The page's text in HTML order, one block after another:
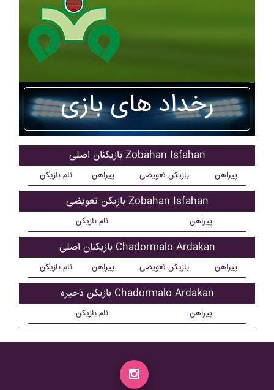
رخداد های بازی
بازیکنان اصلی Zobahan Isfahan
نام بازیکن پیراهن بازیکن تعویضی پیراهن
بازیکن تعویضی Zobahan Isfahan
نام بازیکن پیراهن
بازیکنان اصلی Chadormalo Ardakan
نام بازیکن پیراهن بازیکن تعویضی پیراهن
بازیکن ذحیره Chadormalo Ardakan
نام بازیکن پیراهن